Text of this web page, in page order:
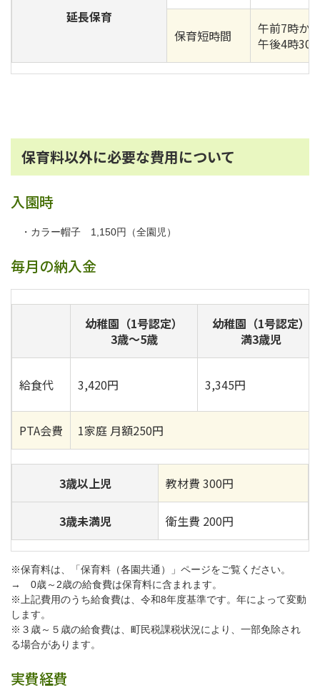
延長保育
保育短時間
午前7時か
午後4時30
保育料以外に必要な費用について
入園時
・カラー帽子 1,150円（全園児）
毎月の納入金
幼稚園（1号認定）
3歳～5歳
幼稚園（1号認定）
満3歳児
給食代 3,420円 3,345円
PTA会費 1家庭 月額250円
3歳以上児 教材費 300円
3歳未満児 衛生費 200円
※保育料は、「保育料（各園共通）」ページをご覧ください。
→ 0歳～2歳の給食費は保育料に含まれます。
※上記費用のうち給食費は、令和8年度基準です。年によって変動
します。
※３歳～５歳の給食費は、町民税課税状況により、一部免除され
る場合があります。
実費経費